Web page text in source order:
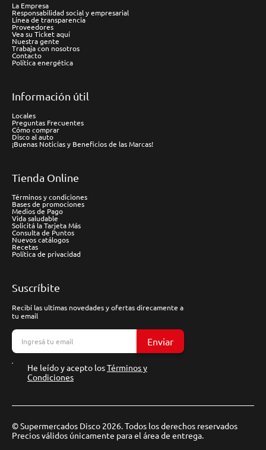
La Empresa
Responsabilidad social y empresarial
Línea de transparencia
Proveedores
Vea su Ticket aquí
Nuestra gente
Trabaja con nosotros
Contacto
Política energética
Información útil
Locales
Preguntas Frecuentes
Cómo comprar
Disco al auto
¡Buenas Noticias y Beneficios de las Marcas!
Tienda Online
Términos y condiciones
Bases de promociones
Medios de Pago
Vida saludable
Solicitá la Tarjeta Más
Consulta de Puntos
Nuevos catálogos
Recetas
Política de privacidad
Suscríbite
Recibí las ultimas novedades y ofertas direcamente a
tu email
Enviar
He leído y acepto losTérminos y
Condiciones
© Supermercados Disco 2026. Todos los derechos reservados
Precios válidos únicamente para el área de entrega.